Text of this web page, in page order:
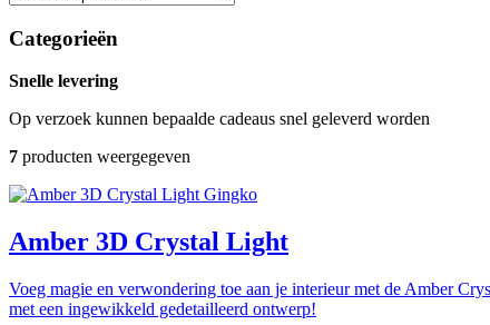
Categorieën
Snelle levering
Op verzoek kunnen bepaalde cadeaus snel geleverd worden
7 producten weergegeven
Gingko
Amber 3D Crystal Light
Voeg magie en verwondering toe aan je interieur met de Amber
met een ingewikkeld gedetailleerd ontwerp!